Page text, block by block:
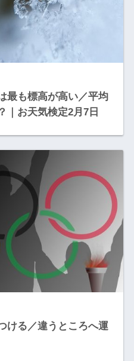
最も標高が高い／平均
｜お天気検定2月7日
ける／違うところへ運